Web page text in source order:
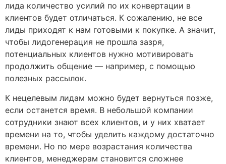
лида количество усилий по их конвертации в
клиентов будет отличаться. К сожалению, не все
лиды приходят к нам готовыми к покупке. А значит,
чтобы лидогенерация не прошла зазря,
потенциальных клиентов нужно мотивировать
продолжить общение — например, с помощью
полезных рассылок.
К нецелевым лидам можно будет вернуться позже,
если останется время. В небольшой компании
сотрудники знают всех клиентов, и у них хватает
времени на то, чтобы уделить каждому достаточно
времени. Но по мере возрастания количества
клиентов, менеджерам становится сложнее